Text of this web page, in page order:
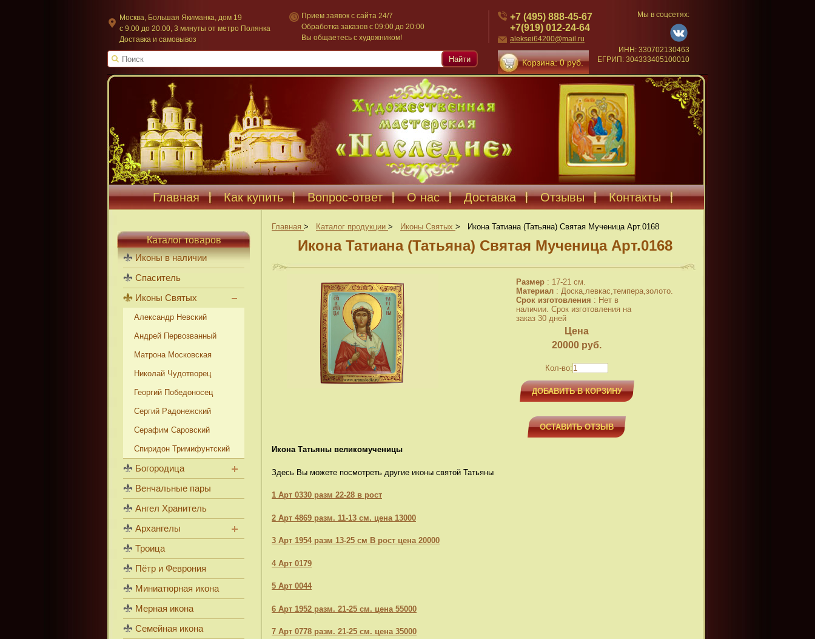
Москва, Большая Якиманка, дом 19
c 9.00 до 20.00, 3 минуты от метро Полянка
Доставка и самовывоз
Прием заявок с сайта 24/7
Обработка заказов с 09:00 до 20:00
Вы общаетесь с художником!
+7 (495) 888-45-67
+7(919) 012-24-64
aleksei64200@mail.ru
Корзина: 0 руб.
Мы в соцсетях:
ИНН: 330702130463
ЕГРИП: 304333405100010
Найти
Главная Как купить Вопрос-ответ О нас Доставка Отзывы Контакты
Главная > Каталог продукции > Иконы Святых > Икона Татиана (Татьяна) Святая Мученица Арт.0168
Икона Татиана (Татьяна) Святая Мученица Арт.0168
Размер : 17-21 см.
Материал : Доска,левкас,темпера,золото.
Срок изготовления : Нет в
наличии. Срок изготовления на
заказ 30 дней
Цена
20000 руб.
Кол-во:
ДОБАВИТЬ В КОРЗИНУ
ОСТАВИТЬ ОТЗЫВ
Икона Татьяны великомученицы
Здесь Вы можете посмотреть другие иконы святой Татьяны
1 Арт 0330 разм 22-28 в рост
2 Арт 4869 разм. 11-13 см. цена 13000
3 Арт 1954 разм 13-25 см В рост цена 20000
4 Арт 0179
5 Арт 0044
6 Арт 1952 разм. 21-25 см. цена 55000
7 Арт 0778 разм. 21-25 см. цена 35000
Каталог товаров
Иконы в наличии
Спаситель
Иконы Святых
Александр Невский
Андрей Первозванный
Матрона Московская
Николай Чудотворец
Георгий Победоносец
Сергий Радонежский
Серафим Саровский
Спиридон Тримифунтский
Богородица
Венчальные пары
Ангел Хранитель
Архангелы
Троица
Пётр и Феврония
Миниатюрная икона
Мерная икона
Семейная икона